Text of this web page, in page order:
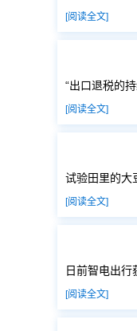
[阅读全文]
“出口退税的
[阅读全文]
试验田里的大
[阅读全文]
日前智电出
[阅读全文]